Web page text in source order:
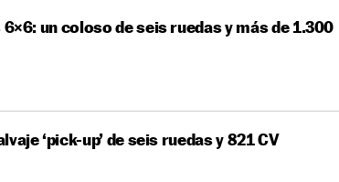
un coloso de seis ruedas y más de 1.300
‘pick-up’ de seis ruedas y 821 CV